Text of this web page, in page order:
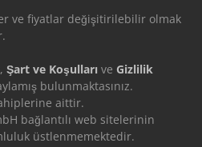
ve fiyatlar değişitirilebilir olmak
Şart ve Koşulları ve Gizlilik
bulunmaktasınız.
aittir.
bağlantılı web sitelerinin
üstlenmemektedir.